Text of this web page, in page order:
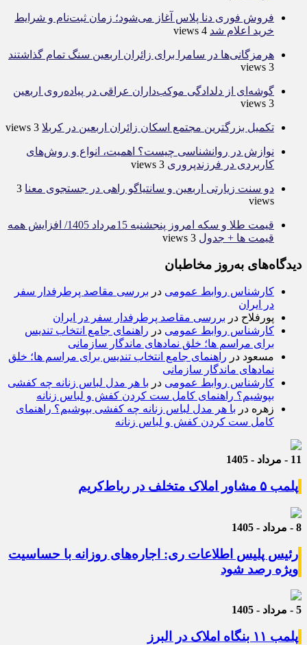
فروش فوری دنا پلاس آغاز می‌شود؛ زمان ثبت‌نام و شرایط
خرید اعلام شد 4 views
هرمزگانی‌ها در سامرا برای زائران اربعین سنگ تمام گذاشتند
3 views
گوشه‌ای از دلدادگی موکب‌داران عراقی در پیاده‌روی اربعین
3 views
تکمیل بزرگترین مجتمع اسکان زائران اربعین در کربلا 3 views
نوازش در روانشناسی چیست؟ اهمیت، انواع و روش‌های
کاربردی در فرزندپروری 3 views
دو سنت زیارتی اربعین و سانتیاگو راهی در جستجوی معنا 3
views
قیمت طلا و سکه امروز پنجشنبه 15مرداد 1405/ افزایش همه
قیمت ها + جدول 3 views
دیدگاه‌های به‌روز مخاطبان
کارشناس روابط عمومی در بررسی مقاصد پرطرفدار سفر
در ایران
پورفلاح در بررسی مقاصد پرطرفدار سفر در ایران
کارشناس روابط عمومی در راهنمای جامع انتخاب تندیس
برای مراسم ها؛ خلق نمادهای ماندگار سازمانی
مسعود در راهنمای جامع انتخاب تندیس برای مراسم ها؛ خلق
نمادهای ماندگار سازمانی
کارشناس روابط عمومی در با هر مدل لباس زنانه چه کفشی
بپوشیم؟ راهنمای کامل ست کردن کفش و لباس زنانه
زهره در با هر مدل لباس زنانه چه کفشی بپوشیم؟ راهنمای
کامل ست کردن کفش و لباس زنانه
11 - مرداد - 1405
پلمب ۵ مشاور املاک متخلف در رباط‌کریم
8 - مرداد - 1405
رئیس پلیس اطلاعات ری: اجاره‌های روزانه با حساسیت
ویژه رصد شود
5 - مرداد - 1405
پلمب ۱۱ بنگاه املاک در البرز